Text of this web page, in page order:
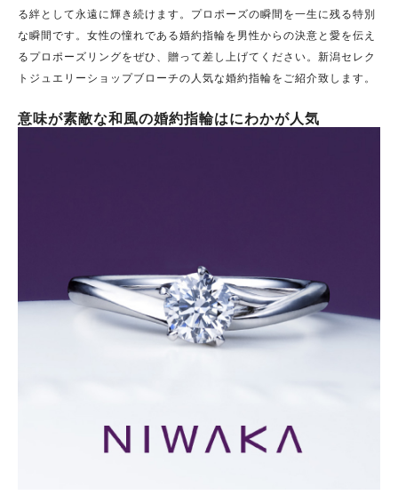
る絆として永遠に輝き続けます。プロポーズの瞬間を一生に残る特別
な瞬間です。女性の憧れである婚約指輪を男性からの決意と愛を伝え
るプロポーズリングをぜひ、贈って差し上げてください。新潟セレク
トジュエリーショップブローチの人気な婚約指輪をご紹介致します。
意味が素敵な和風の婚約指輪はにわかが人気